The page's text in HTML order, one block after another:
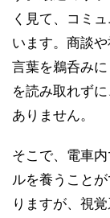
く見て、コミ
います。商談
言葉を鵜呑み
を読み取れず
ありません。
そこで、電車
ルを養うこと
りますが、視